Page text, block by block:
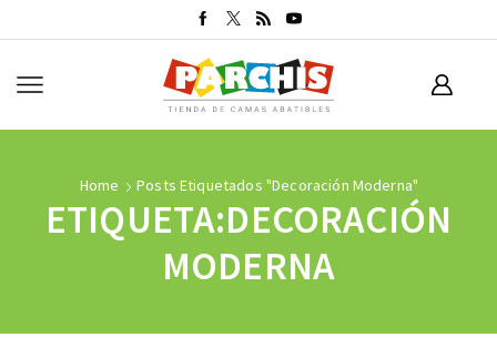
Home Posts Etiquetados "decoración Moderna"
ETIQUETA:DECORACIÓN
MODERNA